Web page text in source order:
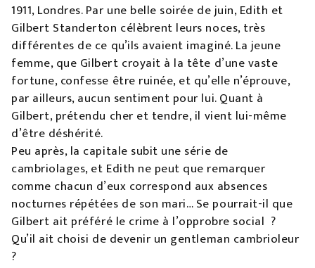
1911, Londres. Par une belle soirée de juin, Edith et
Gilbert Standerton célèbrent leurs noces, très
différentes de ce qu’ils avaient imaginé. La jeune
femme, que Gilbert croyait à la tête d’une vaste
fortune, confesse être ruinée, et qu’elle n’éprouve,
par ailleurs, aucun sentiment pour lui. Quant à
Gilbert, prétendu cher et tendre, il vient lui-même
d’être déshérité.
Peu après, la capitale subit une série de
cambriolages, et Edith ne peut que remarquer
comme chacun d’eux correspond aux absences
nocturnes répétées de son mari… Se pourrait-il que
Gilbert ait préféré le crime à l’opprobre social ?
Qu’il ait choisi de devenir un gentleman cambrioleur
?